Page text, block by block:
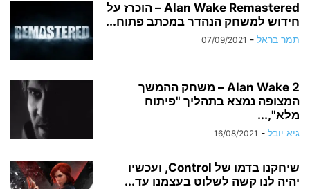
Alan Wake Remastered – הוכרז על
חידוש למשחק הנהדר במכתב פתוח...
תמר בראל -
07/09/2021
Alan Wake 2 – משחק ההמשך
המצופה נמצא בתהליך "פיתוח
מלא",...
גיא יובל -
16/08/2021
שיחקנו בדמו של Control, ועכשיו
יהיה לנו קשה לשלוט בעצמנו עד...